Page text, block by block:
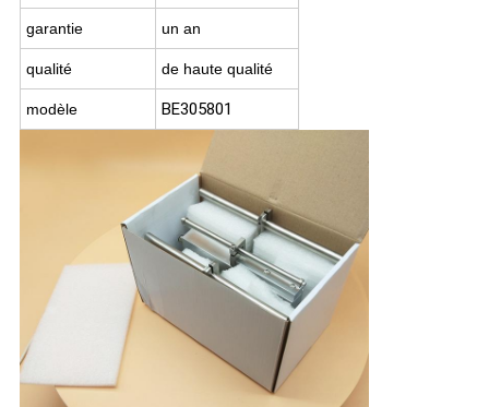
garantie un an
qualité de haute qualité
modèle BE305801